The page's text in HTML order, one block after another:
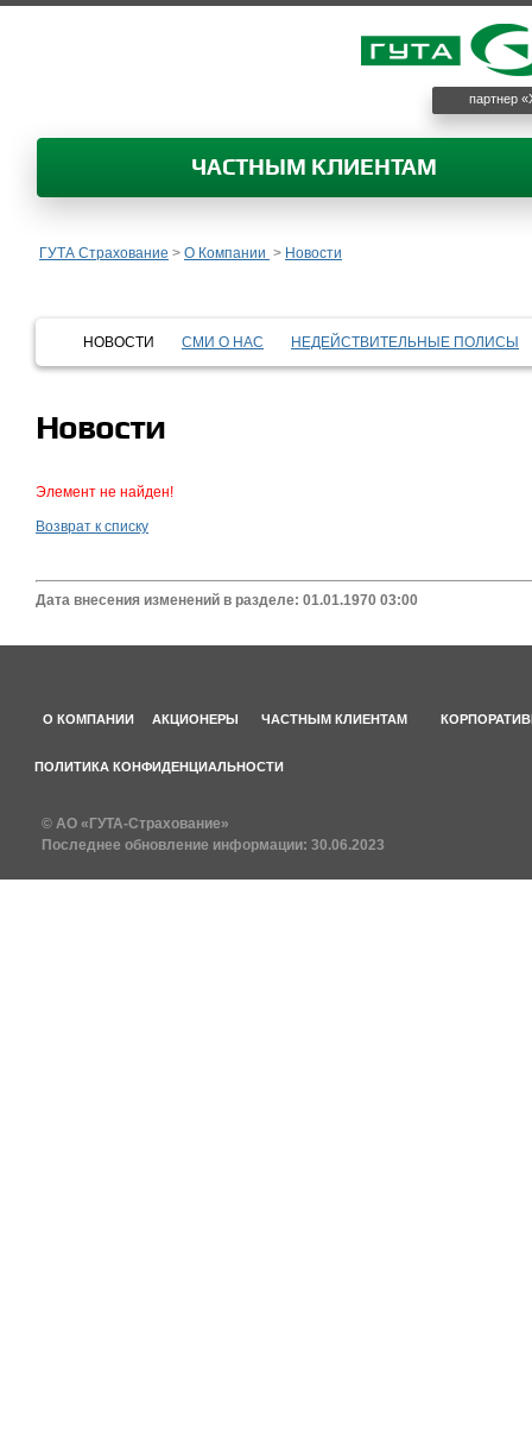
партнер
ЧАСТНЫМ КЛИЕНТАМ
ГУТА Страхование > О Компании > Новости
НОВОСТИ СМИ О НАС НЕДЕЙСТВИТЕЛЬНЫЕ ПОЛИСЫ
Новости
Элемент не найден!
Возврат к списку
Дата внесения изменений в разделе: 01.01.1970 03:00
О КОМПАНИИ АКЦИОНЕРЫ ЧАСТНЫМ КЛИЕНТАМ
ПОЛИТИКА КОНФИДЕНЦИАЛЬНОСТИ
© АО «ГУТА-Страхование»
Последнее обновление информации: 30.06.2023